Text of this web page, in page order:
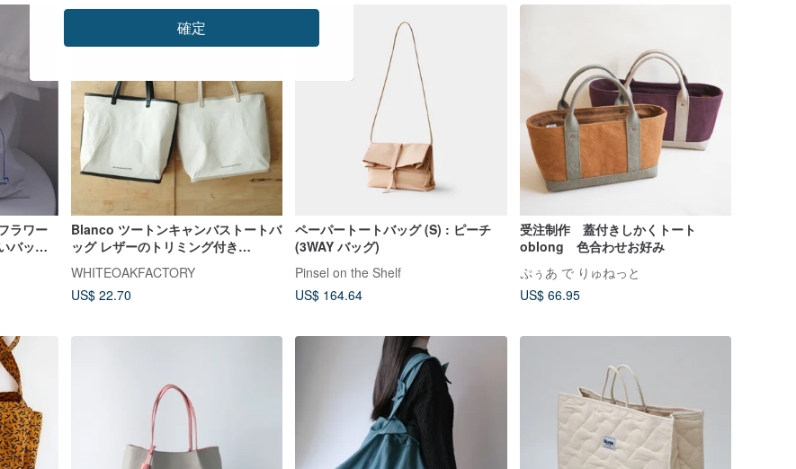
ラワー
バッグ
ャン
Blanco ツートンキャンバストートバ
ッグ レザーのトリミング付き
WHITEOAKFACTORY
WHITEOAKFACTORY
US$ 22.70
ペーパートートバッグ (S) : ピーチ
(3WAY バッグ)
Pinsel on the Shelf
US$ 164.64
受注制作 蓋付きしかくトート
oblong 色合わせお好み
ぷぅあ で りゅねっと
US$ 66.95
確定